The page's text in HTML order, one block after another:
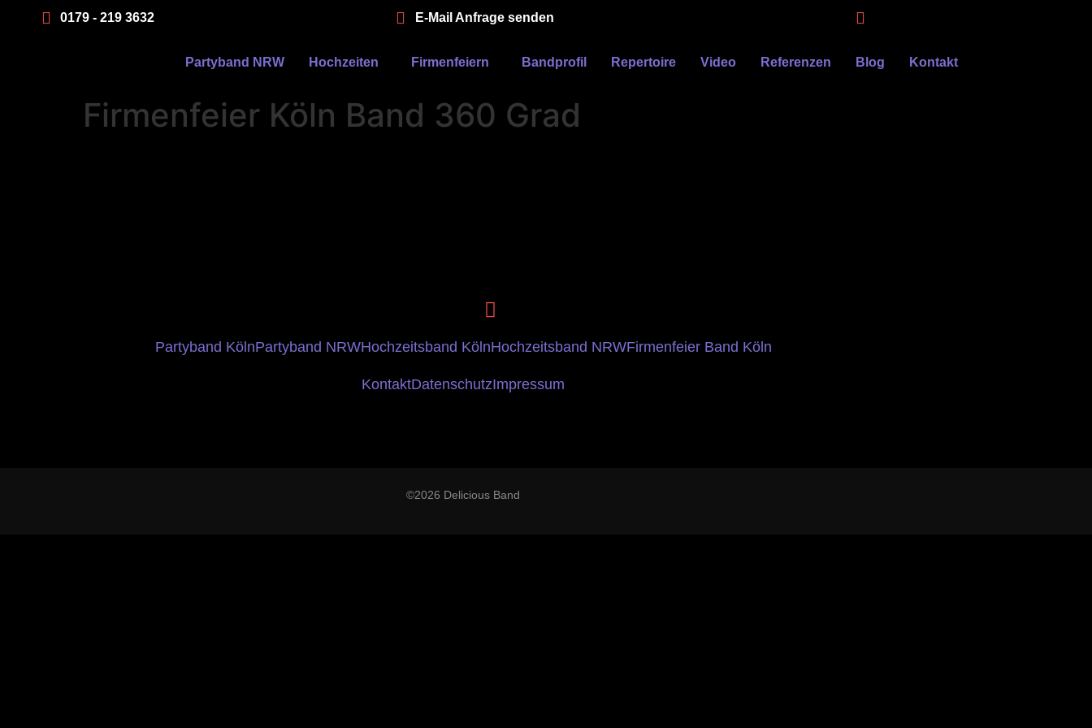
0179 - 219 3632 E-Mail Anfrage senden
Partyband NRW Hochzeiten Firmenfeiern Bandprofil Repertoire Video Referenzen Blog Kontakt
Firmenfeier Köln Band 360 Grad
Partyband KölnPartyband NRWHochzeitsband KölnHochzeitsband NRWFirmenfeier Band Köln
KontaktDatenschutzImpressum
©2026 Delicious Band